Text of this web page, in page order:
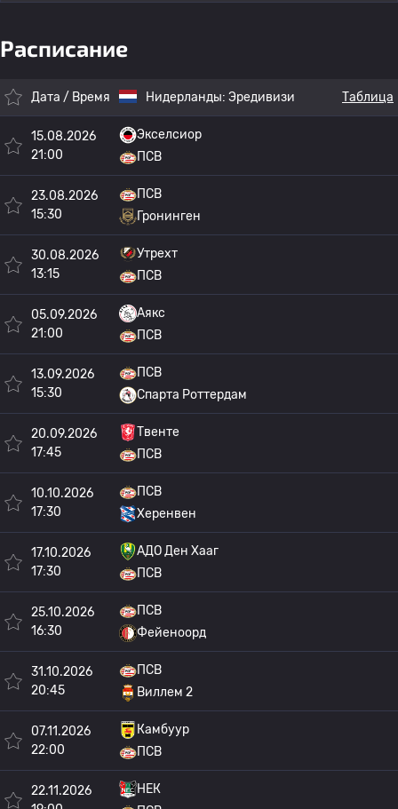
Расписание
Дата / Время Нидерланды: Эредивизи Таблица
15.08.2026
21:00
Экселсиор
ПСВ
23.08.2026
15:30
ПСВ
Гронинген
30.08.2026
13:15
Утрехт
ПСВ
05.09.2026
21:00
Аякс
ПСВ
13.09.2026
15:30
ПСВ
Спарта Роттердам
20.09.2026
17:45
Твенте
ПСВ
10.10.2026
17:30
ПСВ
Херенвен
17.10.2026
17:30
АДО Ден Хааг
ПСВ
25.10.2026
16:30
ПСВ
Фейеноорд
31.10.2026
20:45
ПСВ
Виллем 2
07.11.2026
22:00
Камбуур
ПСВ
22.11.2026
НЕК